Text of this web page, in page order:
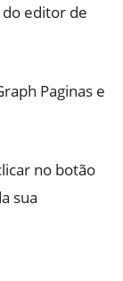
editor de
no botão
sua